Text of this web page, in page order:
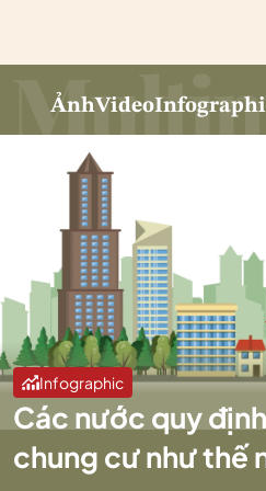
ẢnhVideo
Infographic
Các nước quy
chung cư như thế